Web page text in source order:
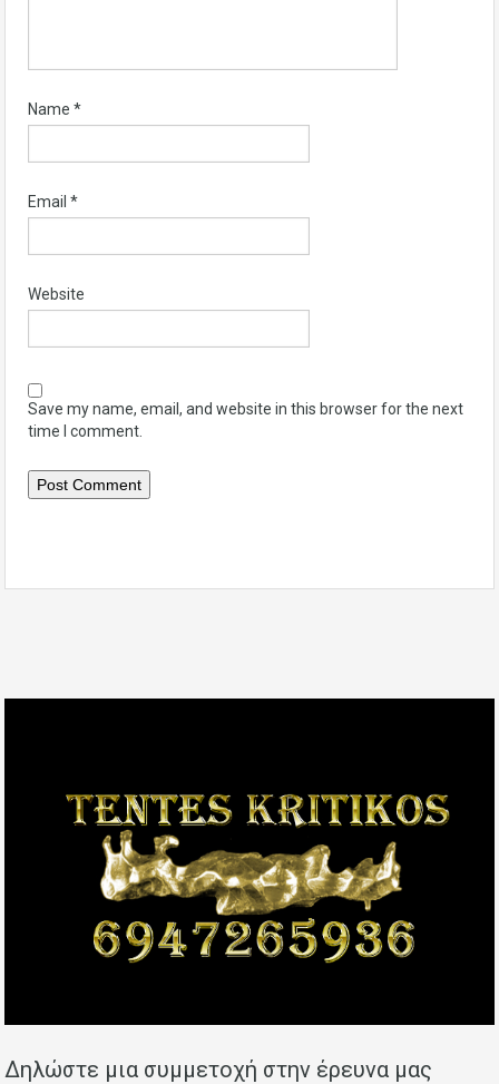
Name *
Email *
Website
Save my name, email, and website in this browser for the next
time I comment.
Δηλώστε μια συμμετοχή στην έρευνα μας